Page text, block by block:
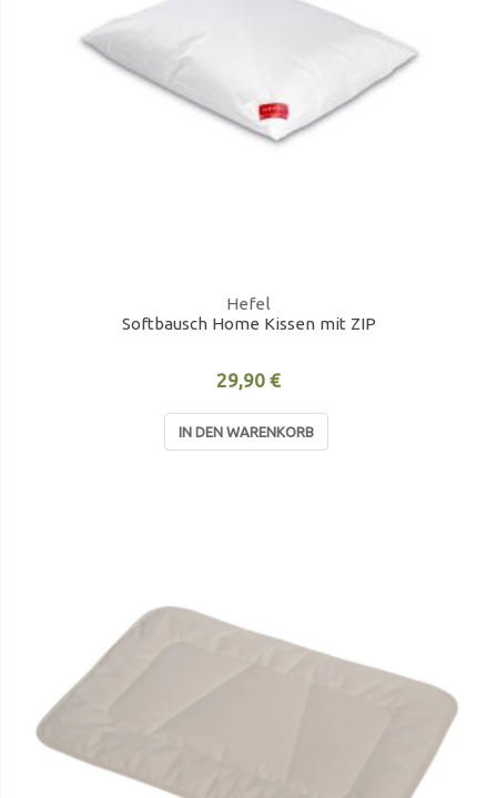
Hefel
Softbausch Home Kissen mit ZIP
29,90 €
IN DEN WARENKORB